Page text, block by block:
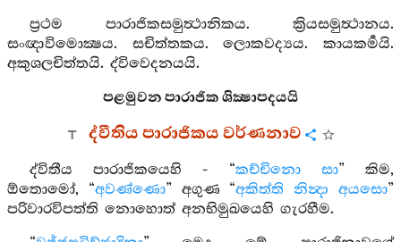
ප්‍රථම පාරාජිකසමුත්‍ථානිකය. ක්‍රියසමුත්‍ථානය.
සංඥාවිමොක්‍ෂය. සචිත්තකය. ලොකවද්‍යය. කායකර්‍මයි.
අකුශලචිත්තයි. ද්විවෙදනයයි.
පළමුවන පාරාජික ශික්‍ෂාපදයයි
ද්වීතිය පාරාජිකය වර්ණනාව
ද්විතීය පාරාජිකයෙහි - “කච්චිනො සා” කිම,
ඕතොමෝ, “අවණ්ණො” අගුණ “අකිත්ති නින්‍දා අයසො”
පරිවාරවිපත්ති නොහොත් අනභිමුඛයෙහි ගැරහීම.